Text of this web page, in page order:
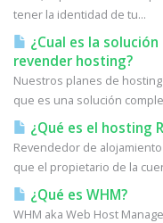
tener la identidad de tu...
¿Cual es la
revender hosting?
Nuestros planes de
que es una solución
¿Qué es el hosting
Revendedor de
que el propietario de la
¿Qué es WHM?
WHM aka Web Host